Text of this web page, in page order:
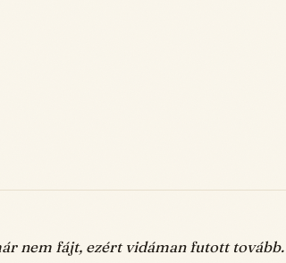
nem fájt, ezért vidáman futott tovább.